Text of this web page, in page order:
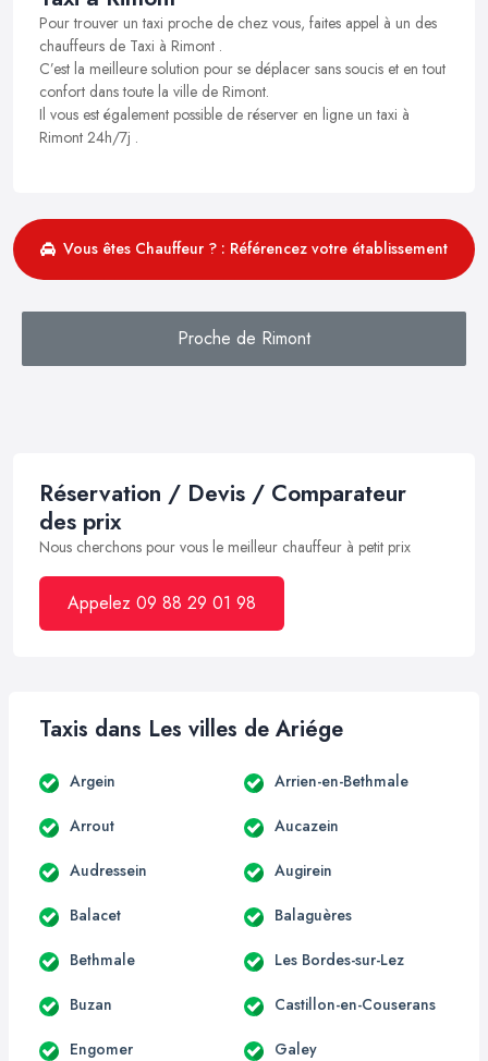
Pour trouver un taxi proche de chez vous, faites appel à un des
chauffeurs de Taxi à Rimont .
C’est la meilleure solution pour se déplacer sans soucis et en tout
confort dans toute la ville de Rimont.
Il vous est également possible de réserver en ligne un taxi à
Rimont 24h/7j .
Vous êtes Chauffeur ? : Référencez votre établissement
Proche de Rimont
Réservation / Devis / Comparateur
des prix
Nous cherchons pour vous le meilleur chauffeur à petit prix
Appelez 09 88 29 01 98
Taxis dans Les villes de Ariége
Argein Arrien-en-Bethmale
Arrout Aucazein
Audressein Augirein
Balacet Balaguères
Bethmale Les Bordes-sur-Lez
Buzan Castillon-en-Couserans
Engomer Galey